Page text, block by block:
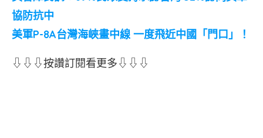
協防抗中
美軍P-8A台灣海峽畫中線 一度飛近中國「門口」！
⇩⇩⇩按讚訂閱看更多⇩⇩⇩